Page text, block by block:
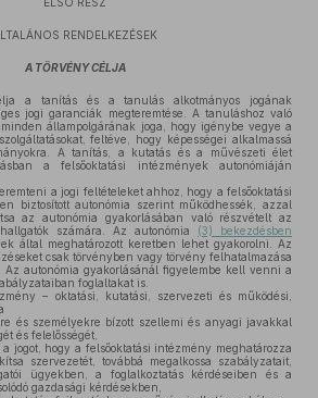
RENDELKEZÉSEK
A TÖRVÉNY CÉLJA
a tanítás és a tanulás alkotmányos jogának
jogi garanciák megteremtése. A tanuláshoz való
állampolgárának joga, hogy igénybe vegye a
feltéve, hogy képességei alkalmassá
A tanítás, a kutatás és a művészeti élet
a felsőoktatási intézmények autonómiáján
a jogi feltételeket ahhoz, hogy a felsőoktatási
biztosított autonómia szerint működhessék, azzal
az autonómia gyakorlásában való részvételt az
számára. Az autonómia (3) bekezdésben
által meghatározott keretben lehet gyakorolni. Az
csak törvényben vagy törvény felhatalmazása
autonómia gyakorlásánál figyelembe kell venni a
foglaltakat is.
– oktatási, kutatási, szervezeti és működési,
és személyekre bízott szellemi és anyagi javakkal
és felelősségét,
jogot, hogy a felsőoktatási intézmény meghatározza
szervezetét, továbbá megalkossa szabályzatait,
ügyekben, a foglalkoztatás kérdéseiben és a
gazdasági kérdésekben,